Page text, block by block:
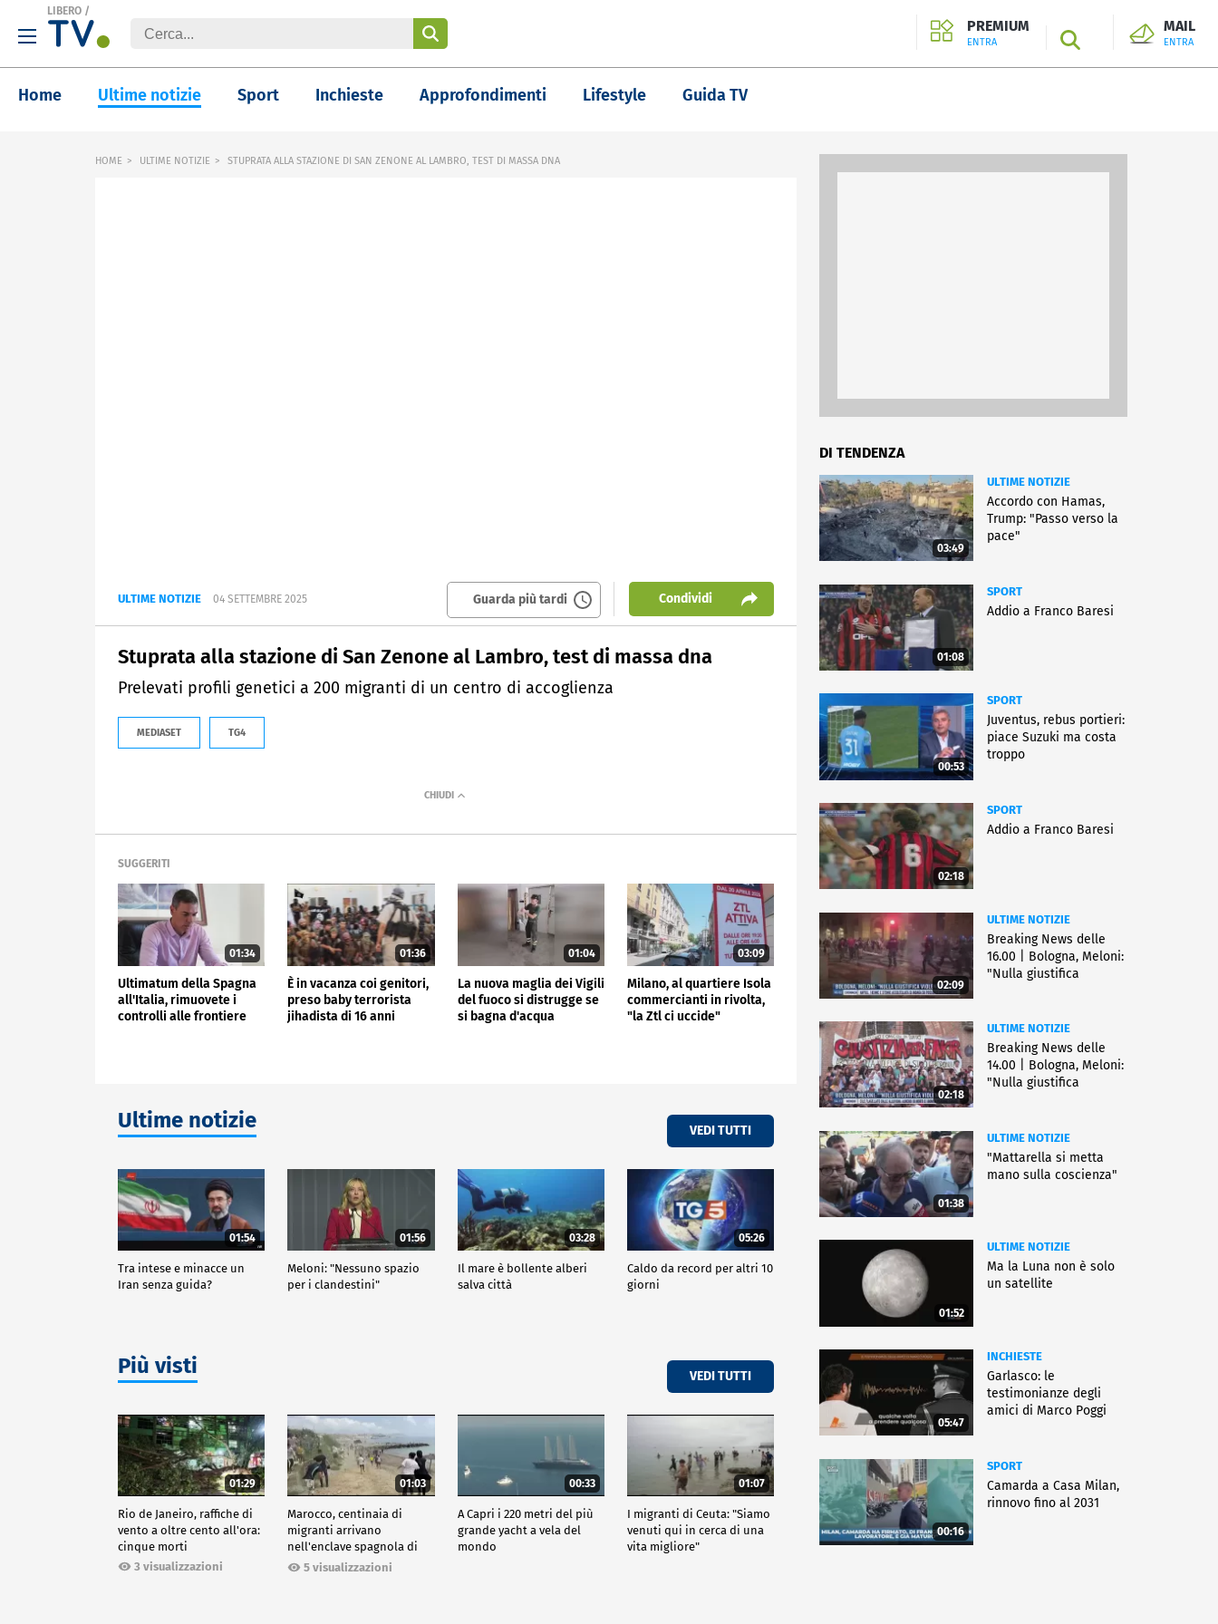
LIBERO /
PREMIUM
ENTRA SEARCH
MAIL
ENTRA
Home Ultime notizie Sport Inchieste Approfondimenti Lifestyle Guida TV
HOME ULTIME NOTIZIE STUPRATA ALLA STAZIONE DI SAN ZENONE AL LAMBRO, TEST DI MASSA DNA
ULTIME NOTIZIE 04 SETTEMBRE 2025 Guarda più tardi Condividi
Stuprata alla stazione di San Zenone al Lambro, test di massa dna
Prelevati profili genetici a 200 migranti di un centro di accoglienza
MEDIASET TG4
SUGGERITI
01:34
Ultimatum della Spagna
all'Italia, rimuovete i
controlli alle frontiere
01:36
È in vacanza coi genitori,
preso baby terrorista
jihadista di 16 anni
01:04
La nuova maglia dei Vigili
del fuoco si distrugge se
si bagna d'acqua
03:09
Milano, al quartiere Isola
commercianti in rivolta,
"la Ztl ci uccide"
Ultime notizie VEDI TUTTI
01:54
Tra intese e minacce un
Iran senza guida?
01:56
Meloni: "Nessuno spazio
per i clandestini"
03:28
Il mare è bollente alberi
salva città
05:26
Caldo da record per altri 10
giorni
Più visti VEDI TUTTI
01:29
Rio de Janeiro, raffiche di
vento a oltre cento all'ora:
cinque morti
3 visualizzazioni
01:03
Marocco, centinaia di
migranti arrivano
nell'enclave spagnola di
Ceuta5 visualizzazioni
00:33
A Capri i 220 metri del più
grande yacht a vela del
mondo
01:07
I migranti di Ceuta: "Siamo
venuti qui in cerca di una
vita migliore"
DI TENDENZA
03:49
ULTIME NOTIZIE
Accordo con Hamas,
Trump: "Passo verso la
pace"
01:08
SPORT
Addio a Franco Baresi
00:53
SPORT
Juventus, rebus portieri:
piace Suzuki ma costa
troppo
02:18
SPORT
Addio a Franco Baresi
02:09
ULTIME NOTIZIE
Breaking News delle
16.00 | Bologna, Meloni:
"Nulla giustifica
02:18
ULTIME NOTIZIE
Breaking News delle
14.00 | Bologna, Meloni:
"Nulla giustifica
01:38
ULTIME NOTIZIE
"Mattarella si metta
mano sulla coscienza"
01:52
ULTIME NOTIZIE
Ma la Luna non è solo
un satellite
05:47
INCHIESTE
Garlasco: le
testimonianze degli
amici di Marco Poggi
00:16
SPORT
Camarda a Casa Milan,
rinnovo fino al 2031